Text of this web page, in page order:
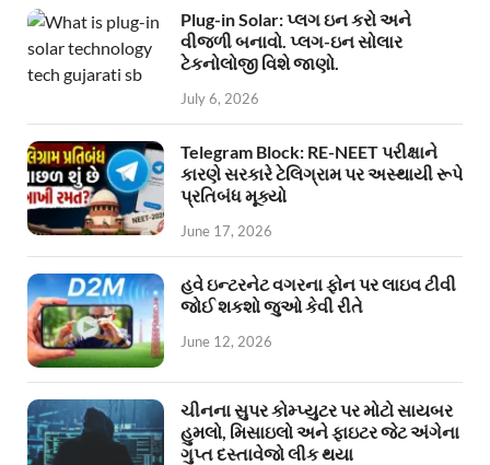
Plug-in Solar: પ્લગ ઇન કરો અને
વીજળી બનાવો. પ્લગ-ઇન સોલાર
ટેકનોલોજી વિશે જાણો.
July 6, 2026
Telegram Block: RE-NEET પરીક્ષાને
કારણે સરકારે ટેલિગ્રામ પર અસ્થાયી રૂપે
પ્રતિબંધ મૂક્યો
June 17, 2026
હવે ઇન્ટરનેટ વગરના ફોન પર લાઇવ ટીવી
જોઈ શકશો જુઓ કેવી રીતે
June 12, 2026
ચીનના સુપર કોમ્પ્યુટર પર મોટો સાયબર
હુમલો, મિસાઇલો અને ફાઇટર જેટ અંગેના
ગુપ્ત દસ્તાવેજો લીક થયા